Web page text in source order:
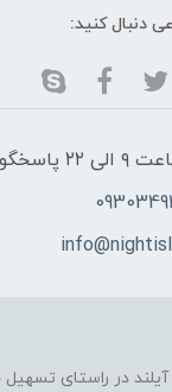
دنبال کنید:
هستیم
در راستای تسهیل